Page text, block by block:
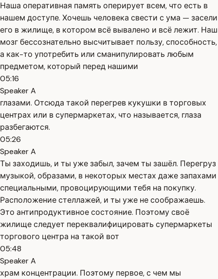
Наша оперативная память оперирует всем, что есть в
нашем доступе. Хочешь человека свести с ума — засели
его в жилище, в котором всё вывалено и всё лежит. Наш
мозг бессознательно высчитывает пользу, способность,
а как-то употребить или сманипулировать любым
предметом, который перед нашими
05:16
Speaker A
глазами. Отсюда такой перегрев кукушки в торговых
центрах или в супермаркетах, что называется, глаза
разбегаются.
05:26
Speaker A
Ты заходишь, и ты уже забыл, зачем ты зашёл. Перегруз
музыкой, образами, в некоторых местах даже запахами
специальными, провоцирующими тебя на покупку.
Расположение стеллажей, и ты уже не соображаешь.
Это антипродуктивное состояние. Поэтому своё
жилище следует переквалифицировать супермаркеты
торгового центра на такой вот
05:48
Speaker A
храм концентрации. Поэтому первое, с чем мы